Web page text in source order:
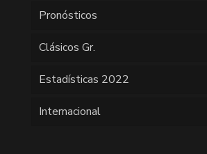
Pronósticos
Clásicos Gr.
Estadísticas 2022
Internacional